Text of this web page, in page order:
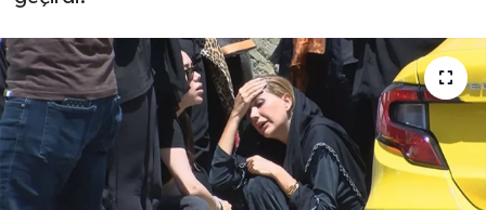
Magazin
Politika
Sağlık